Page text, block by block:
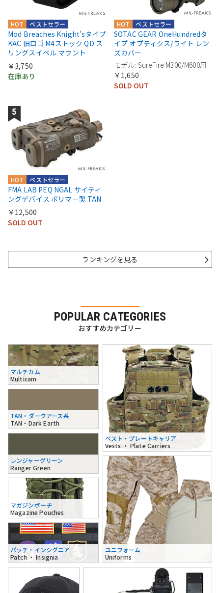
ベストセラー
HOT
Mod Breaches Knight'sタイプ
KAC 旧ロゴ M4ストック QD ス
リングスイベル マウント
￥3,750
在庫あり
ベストセラー
HOT
SOTAC GEAR OneHundredタ
イプ オプティクス/ライト レン
ズカバー
モデル: SureFire M300/M600用
￥1,650
SOLD OUT
ベストセラー
HOT
FMA LAB PEQ NGAL サイティ
ングデバイス ポリマー製 TAN
￥12,500
SOLD OUT
ランキングを見る
POPULAR CATEGORIES
おすすめカテゴリー
マルチカム
Multicam
TAN・ダークアース系
TAN・Dark Earth
レンジャーグリーン
Ranger Green
ベスト・プレートキャリア
Vests ・ Plate Carriers
マガジンポーチ
Magazine Pouches
パッチ・インシグニア
Patch ・ Insignia
ユニフォーム
Uniforms